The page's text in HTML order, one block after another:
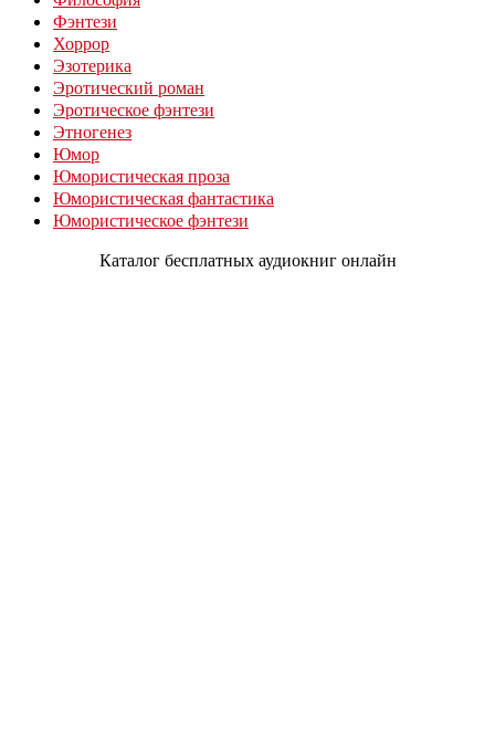
Фэнтези
Хоррор
Эзотерика
Эротический роман
Эротическое фэнтези
Этногенез
Юмор
Юмористическая проза
Юмористическая фантастика
Юмористическое фэнтези
Каталог бесплатных аудиокниг онлайн